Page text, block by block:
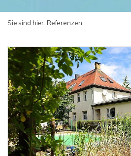
Sie sind hier: Referenzen